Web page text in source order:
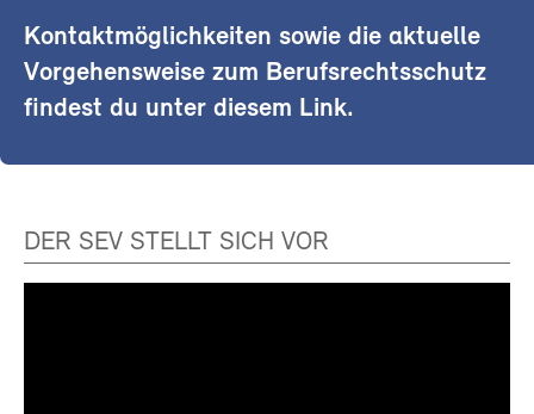
Kontaktmöglichkeiten sowie die aktuelle
Vorgehensweise zum Berufsrechtsschutz
findest du unter diesem Link.
DER SEV STELLT SICH VOR